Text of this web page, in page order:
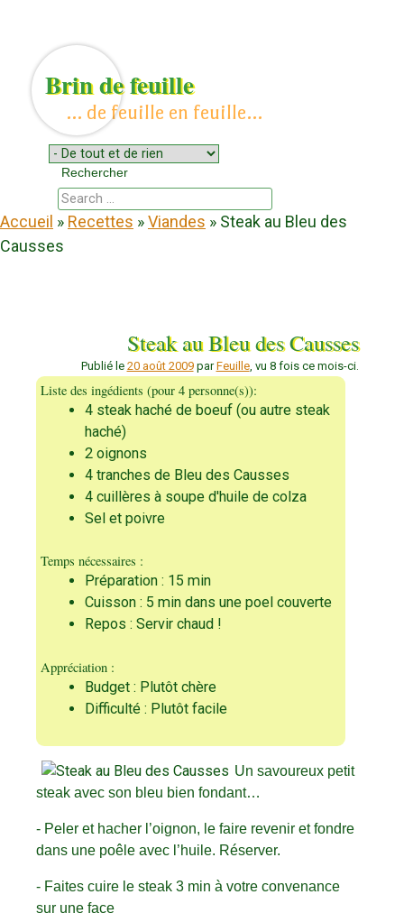
Brin de feuille
… de feuille en feuille…
Menu
Aller au contenu
Rechercher
Chercher
Accueil » Recettes »Viandes » Steak au Bleu des
Causses
Steak au Bleu des Causses
Publié le 20 août 2009parFeuille, vu 8 fois ce mois-ci.
Liste des ingédients (pour 4 personne(s)):
4 steak haché de boeuf (ou autre steak
haché)
2 oignons
4 tranches de Bleu des Causses
4 cuillères à soupe d'huile de colza
Sel et poivre
Temps nécessaires :
Préparation : 15 min
Cuisson : 5 min dans une poel couverte
Repos : Servir chaud !
Appréciation :
Budget : Plutôt chère
Difficulté : Plutôt facile
Un savoureux petit
steak avec son bleu bien fondant…
- Peler et hacher l’oignon, le faire revenir et fondre
dans une poêle avec l’huile. Réserver.
- Faites cuire le steak 3 min à votre convenance
sur une face